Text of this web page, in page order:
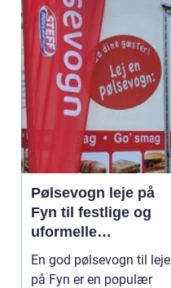
både tid, kræfter og
bekymringer. Mange
opdager først...
Pølsevogn leje på
Fyn til festlige og
uformelle
arrangementer
En god pølsevogn til leje
på Fyn er en populær